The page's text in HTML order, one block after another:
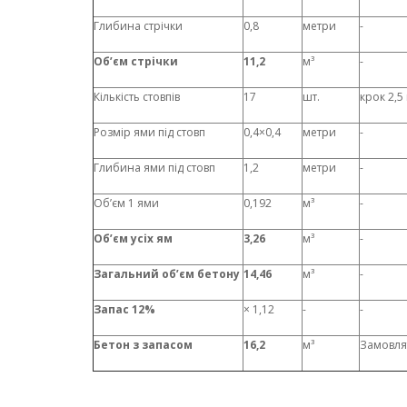
Глибина стрічки 0,8 метри -
Об’єм стрічки 11,2 м³ -
Кількість стовпів 17 шт. крок
Розмір ями під стовп 0,4×0,4 метри -
Глибина ями під стовп 1,2 метри -
Об’єм 1 ями 0,192 м³ -
Об’єм усіх ям 3,26 м³ -
Загальний об’єм бетону 14,46 м³ -
Запас 12% × 1,12 - -
Бетон з запасом 16,2 м³